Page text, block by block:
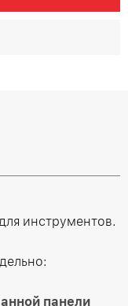
инструментов.
панели